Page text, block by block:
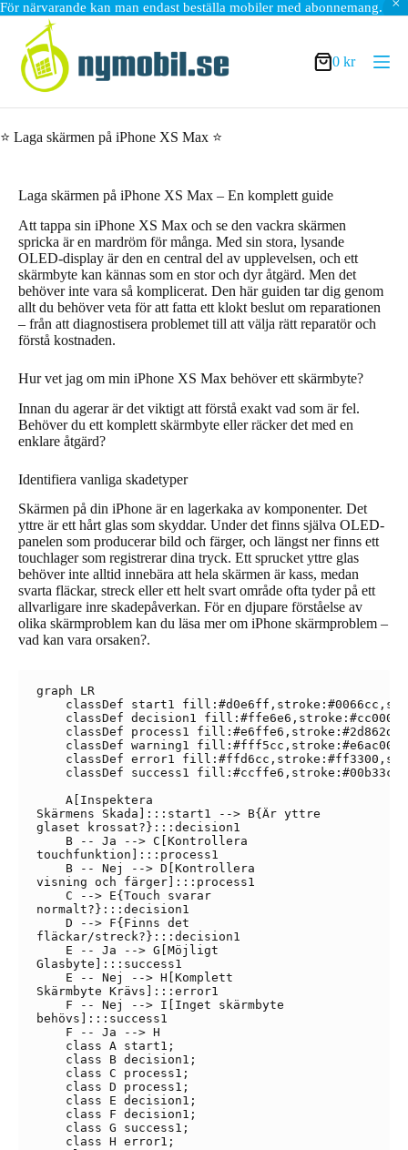
För närvarande kan man endast beställa mobiler med abonnemang.
innehåll
Varukorg
0 kr
⭐ Laga skärmen på iPhone XS Max ⭐
Laga skärmen på iPhone XS Max – En komplett guide
Att tappa sin iPhone XS Max och se den vackra skärmen
spricka är en mardröm för många. Med sin stora, lysande
OLED-display är den en central del av upplevelsen, och ett
skärmbyte kan kännas som en stor och dyr åtgärd. Men det
behöver inte vara så komplicerat. Den här guiden tar dig genom
allt du behöver veta för att fatta ett klokt beslut om reparationen
– från att diagnostisera problemet till att välja rätt reparatör och
förstå kostnaden.
Hur vet jag om min iPhone XS Max behöver ett skärmbyte?
Innan du agerar är det viktigt att förstå exakt vad som är fel.
Behöver du ett komplett skärmbyte eller räcker det med en
enklare åtgärd?
Identifiera vanliga skadetyper
Skärmen på din iPhone är en lagerkaka av komponenter. Det
yttre är ett hårt glas som skyddar. Under det finns själva OLED-
panelen som producerar bild och färger, och längst ner finns ett
touchlager som registrerar dina tryck. Ett sprucket yttre glas
behöver inte alltid innebära att hela skärmen är kass, medan
svarta fläckar, streck eller ett helt svart område ofta tyder på ett
allvarligare inre skadepåverkan. För en djupare förståelse av
olika skärmproblem kan du läsa mer om iPhone skärmproblem –
vad kan vara orsaken?.
graph LR
classDef start1
classDef decision1
classDef process1
classDef warning1
classDef error1
classDef success1
    A[Inspektera
Skärmens Skada]:::start1 --> B{Är yttre
glaset krossat?}:::decision1
    B -- Ja --> C[Kontrollera
touchfunktion]:::process1
    B -- Nej --> D[Kontrollera
visning och färger]:::process1
    C --> E{Touch svarar
normalt?}:::decision1
    D --> F{Finns det
fläckar/streck?}:::decision1
    E -- Ja --> G[Möjligt
Glasbyte]:::success1
    E -- Nej --> H[Komplett
Skärmbyte Krävs]:::error1
    F -- Nej --> I[Inget skärmbyte
behövs]:::success1
    F -- Ja --> H
    class A start1;
    class B decision1;
    class C process1;
    class D process1;
    class E decision1;
    class F decision1;
    class G success1;
    class H error1;